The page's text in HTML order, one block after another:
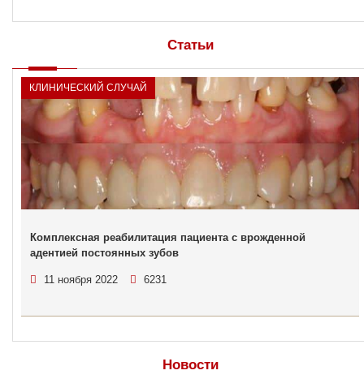
Статьи
КЛИНИЧЕСКИЙ СЛУЧАЙ
Комплексная реабилитация пациента с врожденной
адентией постоянных зубов
11 ноября 2022 6231
Новости